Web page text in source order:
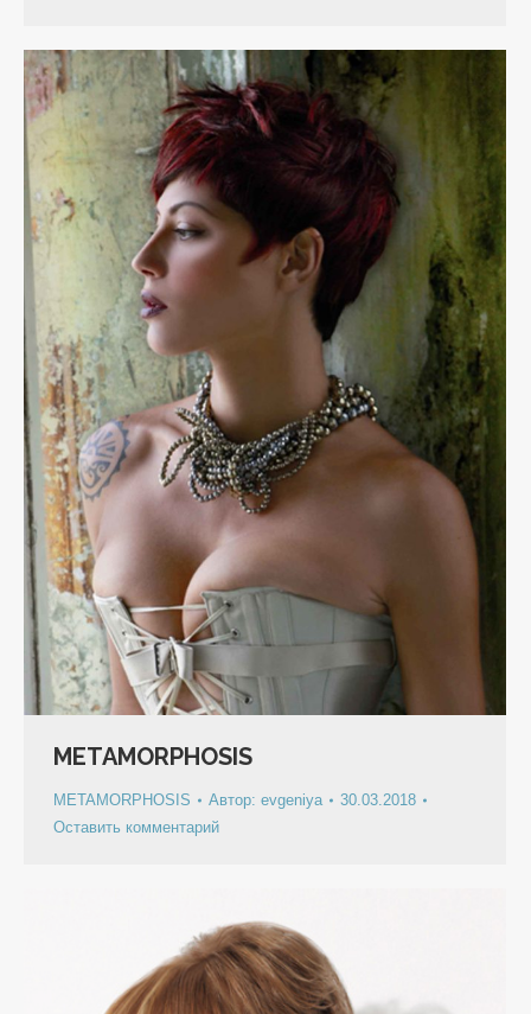
METAMORPHOSIS
METAMORPHOSIS Автор: evgeniya
30.03.2018
Оставить комментарий